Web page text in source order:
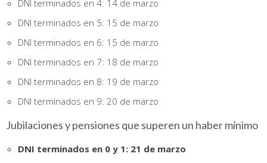
DNI terminados en 4: 14 de marzo
DNI terminados en 5: 15 de marzo
DNI terminados en 6: 15 de marzo
DNI terminados en 7: 18 de marzo
DNI terminados en 8: 19 de marzo
DNI terminados en 9: 20 de marzo
Jubilaciones y pensiones que superen un haber mínimo
DNI terminados en 0 y 1: 21 de marzo